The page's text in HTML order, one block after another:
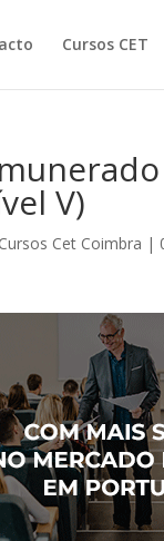
Cursos CET
V)
Cursos Cet Coimbra |